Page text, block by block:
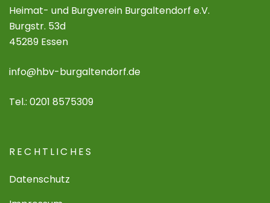
Heimat- und Burgverein Burgaltendorf e.V.
Burgstr. 53d
45289 Essen
info@hbv-burgaltendorf.de
Tel.: 0201 8575309
RECHTLICHES
Datenschutz